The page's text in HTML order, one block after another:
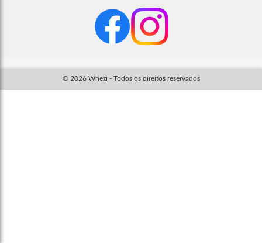
© 2026 Whezi - Todos os direitos reservados